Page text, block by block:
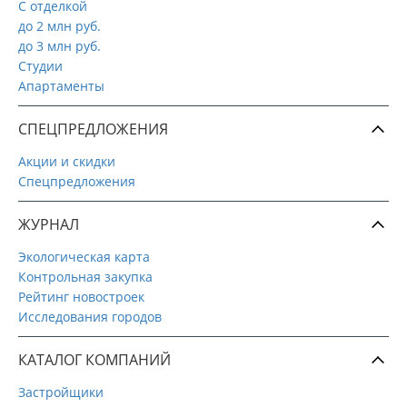
С отделкой
до 2 млн руб.
до 3 млн руб.
Студии
Апартаменты
СПЕЦПРЕДЛОЖЕНИЯ
Акции и скидки
Спецпредложения
ЖУРНАЛ
Экологическая карта
Контрольная закупка
Рейтинг новостроек
Исследования городов
КАТАЛОГ КОМПАНИЙ
Застройщики